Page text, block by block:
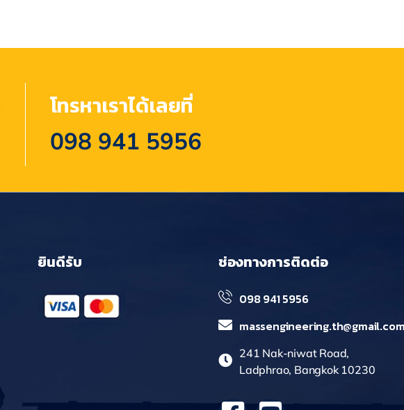
โทรหาเราได้เลยที่
098 941 5956
ยินดีรับ ช่องทางการติดต่อ
098 941 5956
241 Nak-niwat Road,
Ladphrao, Bangkok 10230